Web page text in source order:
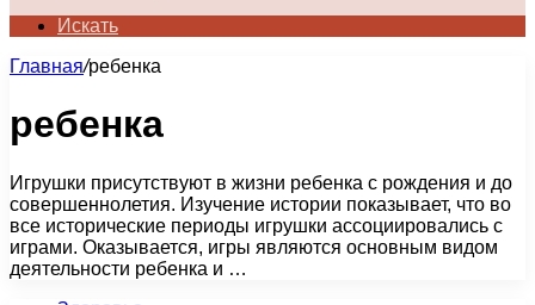
Искать
Главная/ребенка
ребенка
Игрушки присутствуют в жизни ребенка с рождения и до
совершеннолетия. Изучение истории показывает, что во
все исторические периоды игрушки ассоциировались с
играми. Оказывается, игры являются основным видом
деятельности ребенка и …